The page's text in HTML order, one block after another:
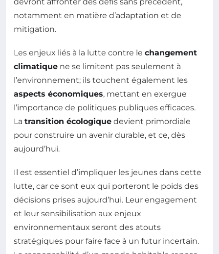
notamment en matière d’adaptation et de
mitigation.
Les enjeux liés à la lutte contre le changement
climatique ne se limitent pas seulement à
l’environnement; ils touchent également les
aspects économiques, mettant en exergue
l’importance de politiques publiques efficaces.
La transition écologique devient primordiale
pour construire un avenir durable, et ce, dès
aujourd’hui.
Il est essentiel d’impliquer les jeunes dans cette
lutte, car ce sont eux qui porteront le poids des
décisions prises aujourd’hui. Leur engagement
et leur sensibilisation aux enjeux
environnementaux seront des atouts
stratégiques pour faire face à un futur incertain.